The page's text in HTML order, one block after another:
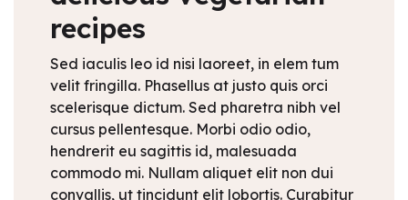
recipes
Sed iaculis leo id nisi laoreet, in elem tum
velit fringilla. Phasellus at justo quis orci
scelerisque dictum. Sed pharetra nibh vel
cursus pellentesque. Morbi odio odio,
hendrerit eu sagittis id, malesuada
commodo mi. Nullam aliquet elit non dui
convallis, ut tincidunt elit lobortis. Curabitur